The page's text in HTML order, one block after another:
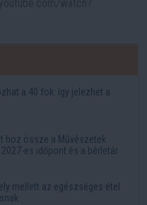
a 40 fok: így jelezhet a
hoz össze a Művészetek
es időpont és a bérletár
mellett az egészséges étel